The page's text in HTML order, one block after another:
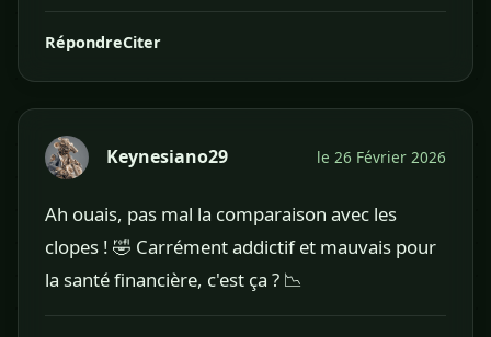
RépondreCiter
Keynesiano29 le 26 Février 2026
Ah ouais, pas mal la comparaison avec les
clopes ! 🤣 Carrément addictif et mauvais pour
la santé financière, c'est ça ? 📉